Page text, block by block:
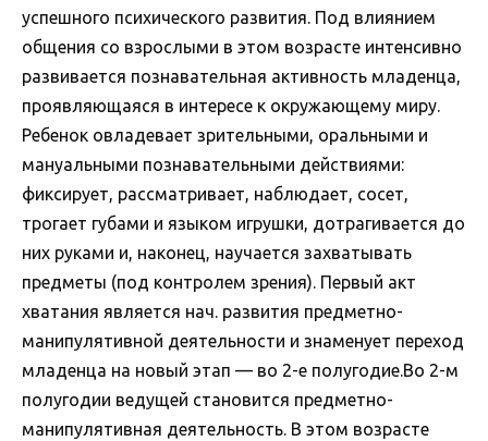
успешного психического развития. Под влиянием
общения со взрослыми в этом возрасте интенсивно
развивается познавательная активность младенца,
проявляющаяся в интересе к окружающему миру.
Ребенок овладевает зрительными, оральными и
мануальными познавательными действиями:
фиксирует, рассматривает, наблюдает, сосет,
трогает губами и языком игрушки, дотрагивается до
них руками и, наконец, научается захватывать
предметы (под контролем зрения). Первый акт
хватания является нач. развития предметно-
манипулятивной деятельности и знаменует переход
младенца на новый этап — во 2-е полугодие.Во 2-м
полугодии ведущей становится предметно-
манипулятивная деятельность. В этом возрасте